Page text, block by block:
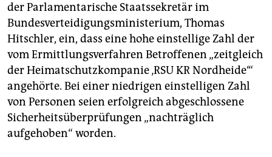
der Parlamentarische Staatssekretär im
Bundesverteidigungsministerium, Thomas
Hitschler, ein, dass eine hohe einstellige Zahl der
vom Ermittlungsverfahren Betroffenen „zeitgleich
der Heimatschutzkompanie ‚RSU KR Nordheide‘“
angehörte. Bei einer niedrigen einstelligen Zahl
von Personen seien erfolgreich abgeschlossene
Sicherheitsüberprüfungen „nachträglich
aufgehoben“ worden.